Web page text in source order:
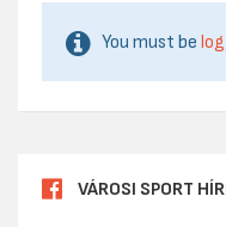
You must be
VÁROSI SPORT